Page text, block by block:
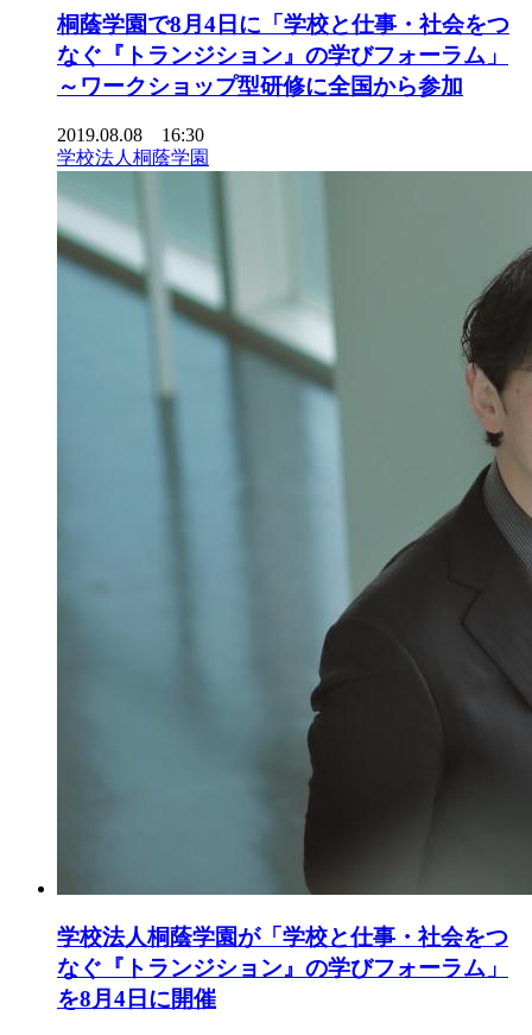
桐蔭学園で8月4日に「学校と仕事・社会をつ
なぐ『トランジション』の学びフォーラム」
～ワークショップ型研修に全国から参加
2019.08.08 16:30
学校法人桐蔭学園
学校法人桐蔭学園が「学校と仕事・社会をつ
なぐ『トランジション』の学びフォーラム」
を8月4日に開催